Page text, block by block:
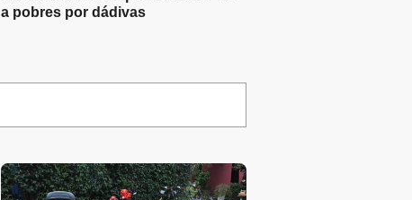
a pobres por dádivas